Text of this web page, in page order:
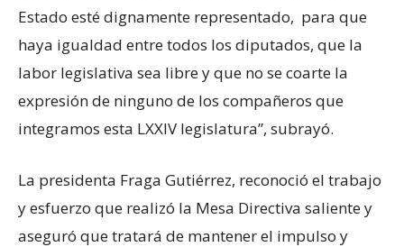
Estado esté dignamente representado, para que
haya igualdad entre todos los diputados, que la
labor legislativa sea libre y que no se coarte la
expresión de ninguno de los compañeros que
integramos esta LXXIV legislatura”, subrayó.
La presidenta Fraga Gutiérrez, reconoció el trabajo
y esfuerzo que realizó la Mesa Directiva saliente y
aseguró que tratará de mantener el impulso y